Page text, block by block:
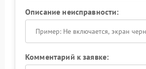
Описание неисправности:
Комментарий к заявке: